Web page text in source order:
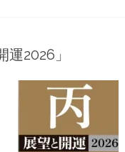
2026」